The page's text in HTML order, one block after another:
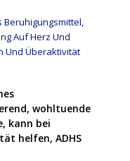
wohltuende
kann bei
helfen, ADHS